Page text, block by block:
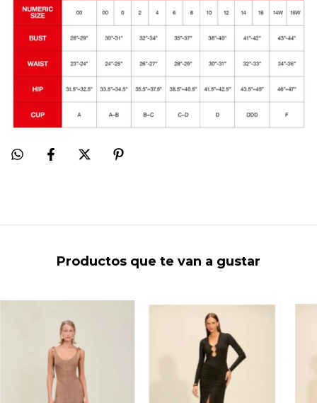
Productos que te van a gustar